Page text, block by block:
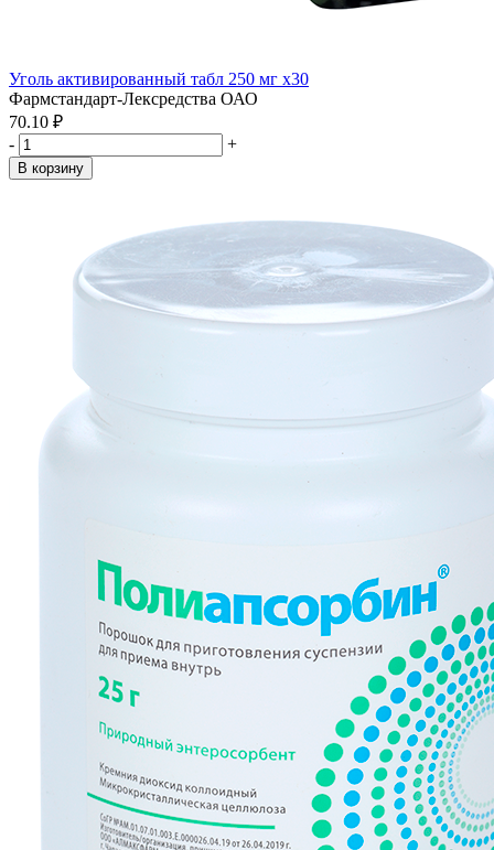
Уголь активированный табл 250 мг x30
Фармстандарт-Лексредства ОАО
70.10 ₽
-
+
В корзину